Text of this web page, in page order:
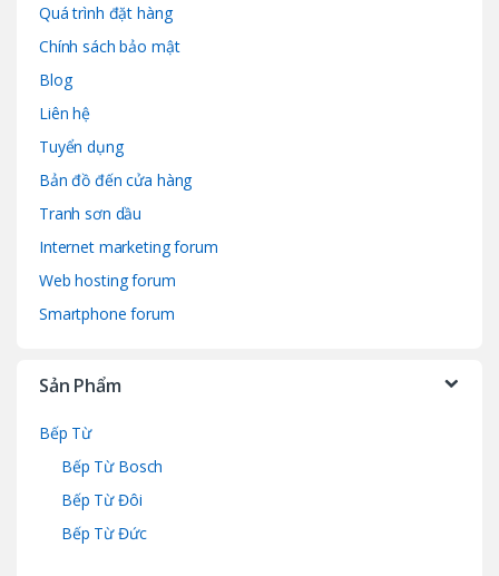
Quá trình đặt hàng
Chính sách bảo mật
Blog
Liên hệ
Tuyển dụng
Bản đồ đến cửa hàng
Tranh sơn dầu
Internet marketing forum
Web hosting forum
Smartphone forum
Sản Phẩm
Bếp Từ
Bếp Từ Bosch
Bếp Từ Đôi
Bếp Từ Đức